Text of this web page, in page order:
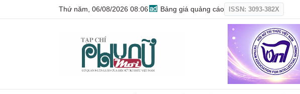
Thứ năm, 06/08/2026 08:06 Bảng giá quảng cáo ISSN: 3093-382X